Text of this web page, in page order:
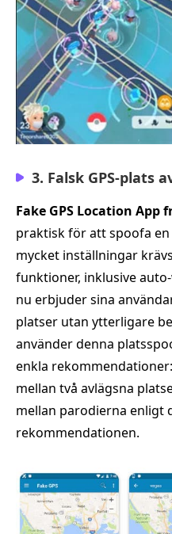
3. Falsk GPS-plats
Fake GPS Location App
praktisk för att spoofa
mycket inställningar
funktioner, inklusive
nu erbjuder sina
platser utan ytterligare
använder denna
enkla
mellan två avlägsna
mellan parodierna enligt
rekommendationen.